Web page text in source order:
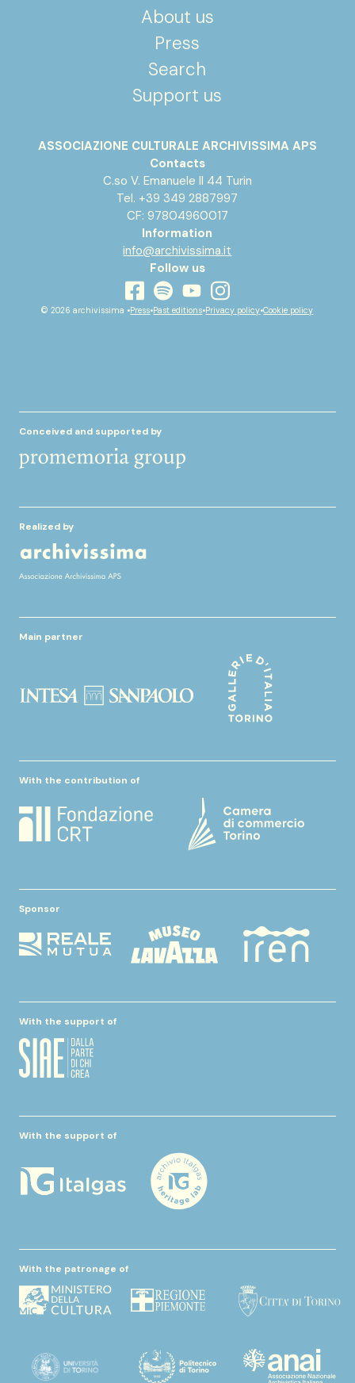
About us
Press
Search
Support us
ASSOCIAZIONE CULTURALE ARCHIVISSIMA APS
Contacts
C.so V. Emanuele II 44 Turin
Tel. +39 349 2887997
CF: 97804960017
Information
info@archivissima.it
Follow us
facebook
spotifyyoutubeinstagram
© 2026 archivissima •Press•Past editions•Privacy policy•Cookie policy
Conceived and supported by
Realized by
Main partner
With the contribution of
Sponsor
With the support of
With the support of
With the patronage of